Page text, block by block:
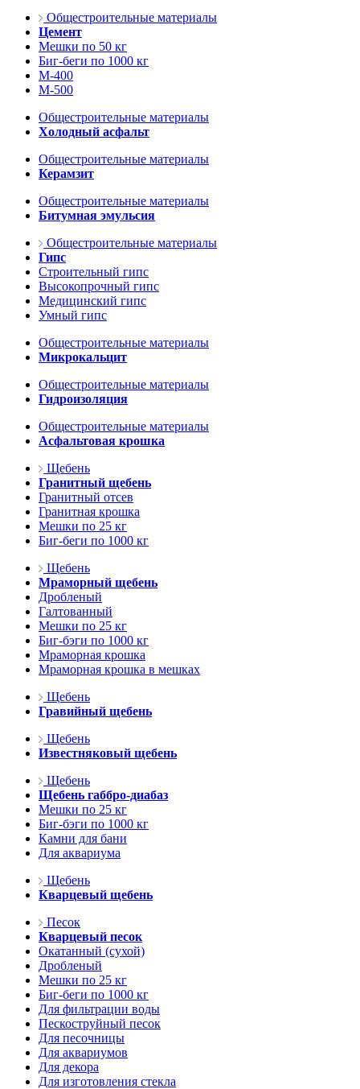
Общестроительные материалы
Цемент
Мешки по 50 кг
Биг-беги по 1000 кг
М-400
М-500
Общестроительные материалы
Холодный асфальт
Общестроительные материалы
Керамзит
Общестроительные материалы
Битумная эмульсия
Общестроительные материалы
Гипс
Строительный гипс
Высокопрочный гипс
Медицинский гипс
Умный гипс
Общестроительные материалы
Микрокальцит
Общестроительные материалы
Гидроизоляция
Общестроительные материалы
Асфальтовая крошка
Щебень
Гранитный щебень
Гранитный отсев
Гранитная крошка
Мешки по 25 кг
Биг-беги по 1000 кг
Щебень
Мраморный щебень
Дробленый
Галтованный
Мешки по 25 кг
Биг-бэги по 1000 кг
Мраморная крошка
Мраморная крошка в мешках
Щебень
Гравийный щебень
Щебень
Известняковый щебень
Щебень
Щебень габбро-диабаз
Мешки по 25 кг
Биг-бэги по 1000 кг
Камни для бани
Для аквариума
Щебень
Кварцевый щебень
Песок
Кварцевый песок
Окатанный (сухой)
Дробленый
Мешки по 25 кг
Биг-беги по 1000 кг
Для фильтрации воды
Пескоструйный песок
Для песочницы
Для аквариумов
Для декора
Для изготовления стекла